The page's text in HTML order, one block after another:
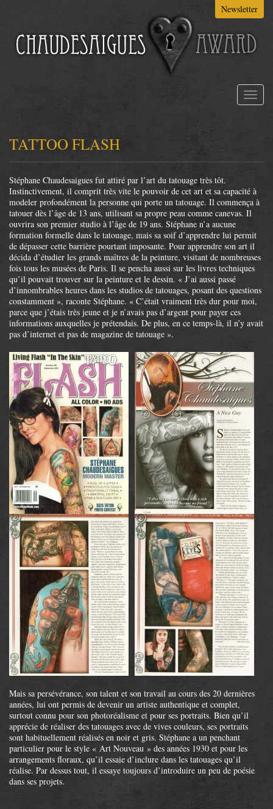
principal
Newsletter
Toggle
TATTOO FLASH
Stéphane Chaudesaigues fut attiré par l’art du tatouage très tôt.
Instinctivement, il comprit très vite le pouvoir de cet art et sa capacité à
modeler profondément la personne qui porte un tatouage. Il commença à
tatouer dès l’âge de 13 ans, utilisant sa propre peau comme canevas. Il
ouvrira son premier studio à l’âge de 19 ans. Stéphane n’a aucune
formation formelle dans le tatouage, mais sa soif d’apprendre lui permit
de dépasser cette barrière pourtant imposante. Pour apprendre son art il
décida d’étudier les grands maîtres de la peinture, visitant de nombreuses
fois tous les musées de Paris. Il se pencha aussi sur les livres techniques
qu’il pouvait trouver sur la peinture et le dessin. « J’ai aussi passé
d’innombrables heures dans les studios de tatouages, posant des questions
constamment », raconte Stéphane. « C’était vraiment très dur pour moi,
parce que j’étais très jeune et je n’avais pas d’argent pour payer ces
informations auxquelles je prétendais. De plus, en ce temps-là, il n’y avait
pas d’internet et pas de magazine de tatouage ».
Mais sa persévérance, son talent et son travail au cours des 20 dernières
années, lui ont permis de devenir un artiste authentique et complet,
surtout connu pour son photoréalisme et pour ses portraits. Bien qu’il
apprécie de réaliser des tatouages avec de vives couleurs, ses portraits
sont habituellement réalisés en noir et gris. Stéphane a un penchant
particulier pour le style « Art Nouveau » des années 1930 et pour les
arrangements floraux, qu’il essaie d’inclure dans les tatouages qu’il
réalise. Par dessus tout, il essaye toujours d’introduire un peu de poésie
dans ses projets.